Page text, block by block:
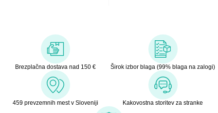
Brezplačna dostava nad 150 € Širok izbor blaga (99% blaga na zalogi)
459 prevzemnih mest v Sloveniji Kakovostna storitev za stranke